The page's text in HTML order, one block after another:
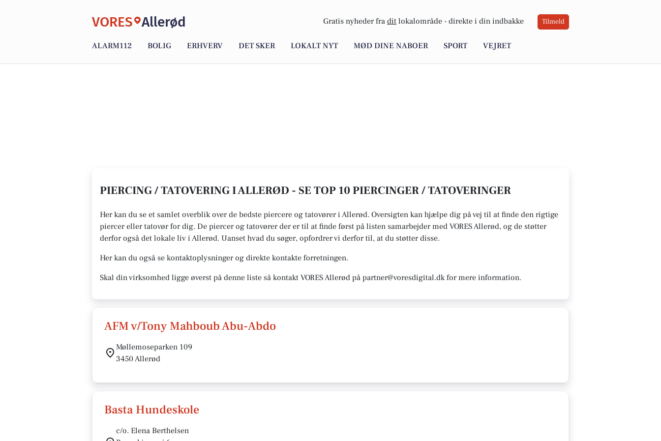
VORES Allerød Gratis nyheder fra dit lokalområde - direkte i din indbakke Tilmeld
ALARM112 BOLIG ERHVERV DET SKER LOKALT NYT MØD DINE NABOER SPORT VEJRET
PIERCING / TATOVERING I ALLERØD - SE TOP 10 PIERCINGER / TATOVERINGER
Her kan du se et samlet overblik over de bedste piercere og tatovører i Allerød. Oversigten kan hjælpe dig på vej til at finde den rigtige
piercer eller tatovør for dig. De piercer og tatovører der er til at finde først på listen samarbejder med VORES Allerød, og de støtter
derfor også det lokale liv i Allerød. Uanset hvad du søger, opfordrer vi derfor til, at du støtter disse.
Her kan du også se kontaktoplysninger og direkte kontakte forretningen.
Skal din virksomhed ligge øverst på denne liste så kontakt VORES Allerød på partner@voresdigital.dk for mere information.
AFM v/Tony Mahboub Abu-Abdo
Møllemoseparken 109
3450 Allerød
Basta Hundeskole
c/o. Elena Berthelsen